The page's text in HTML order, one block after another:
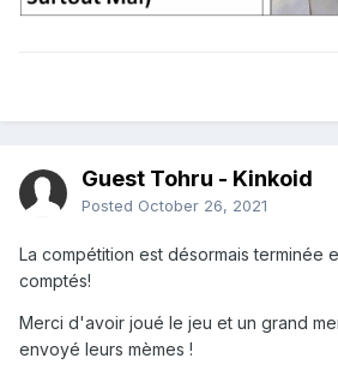
Guest Tohru - Kinkoid
Posted October 26, 2021
La compétition est désormais terminée
comptés!
Merci d'avoir joué le jeu et un grand
envoyé leurs mèmes !